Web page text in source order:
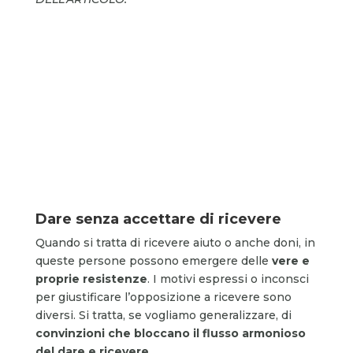
Dare senza accettare di ricevere
Quando si tratta di ricevere aiuto o anche doni, in
queste persone possono emergere delle vere e
proprie resistenze. I motivi espressi o inconsci
per giustificare l’opposizione a ricevere sono
diversi. Si tratta, se vogliamo generalizzare, di
convinzioni che bloccano il flusso armonioso